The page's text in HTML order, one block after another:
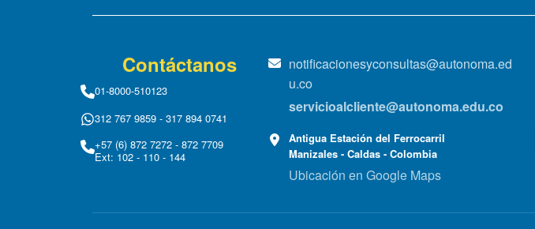
Contáctanos
01-8000-510123
312 767 9859 - 317 894 0741
+57 (6) 872 7272 - 872 7709
Ext: 102 - 110 - 144
notificacionesyconsultas@autonoma.ed
u.co
servicioalcliente@autonoma.edu.co
Antigua Estación del Ferrocarril
Manizales - Caldas - Colombia
Ubicación en Google Maps